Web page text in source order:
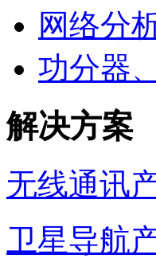
网络分
功分器
解决方案
无线通讯
卫星导航